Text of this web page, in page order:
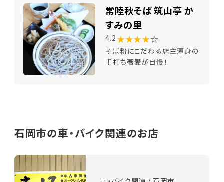
常陸秋そば 筑山亭 か
すみの里
4.2 ★★★★☆
そば粉にこだわる店主渾身の
手打ち蕎麦が自慢！
石岡市の車・バイク関連のお店